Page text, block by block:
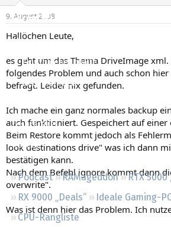
Forum
Aktuelles
Empfohlene Inhalte
Neue Beiträge
Leserartikel
Regeln
Podcast RAMageddon
RTX 5000
RX 9000 „Deals“
Ideale Gaming-
CPU-Rangliste
l
e
r
t
a
9. August 2008
Hallöchen Leute,
es geht um das Thema DriveImage xml.
folgendes Problem und auch schon
befragt. Leider nix gefunden.
Ich mache ein ganz normales backup
auch funktioniert. Gespeichert auf einer
Beim Restore kommt jedoch als
look destinations drive" was ich dann
bestätigen kann.
Nach dem Befehl ignore kommt dann
overwrite".
Was ist denn hier das Problem. Ich